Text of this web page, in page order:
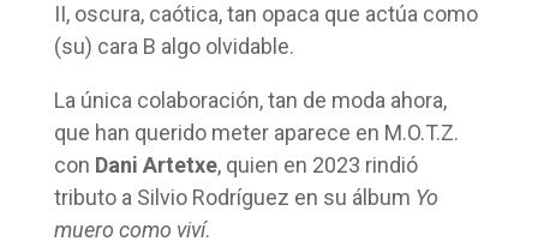
II, oscura, caótica, tan opaca que actúa como
(su) cara B algo olvidable.
La única colaboración, tan de moda ahora,
que han querido meter aparece en M.O.T.Z.
con Dani Artetxe, quien en 2023 rindió
tributo a Silvio Rodríguez en su álbum Yo
muero como viví.